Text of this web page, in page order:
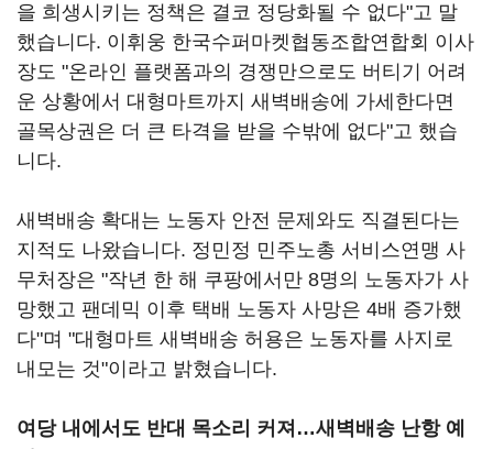
을 희생시키는 정책은 결코 정당화될 수 없다"고 말
했습니다. 이휘웅 한국수퍼마켓협동조합연합회 이사
장도 "온라인 플랫폼과의 경쟁만으로도 버티기 어려
운 상황에서 대형마트까지 새벽배송에 가세한다면
골목상권은 더 큰 타격을 받을 수밖에 없다"고 했습
니다.
새벽배송 확대는 노동자 안전 문제와도 직결된다는
지적도 나왔습니다. 정민정 민주노총 서비스연맹 사
무처장은 "작년 한 해 쿠팡에서만 8명의 노동자가 사
망했고 팬데믹 이후 택배 노동자 사망은 4배 증가했
다"며 "대형마트 새벽배송 허용은 노동자를 사지로
내모는 것"이라고 밝혔습니다.
여당 내에서도 반대 목소리 커져…새벽배송 난항 예